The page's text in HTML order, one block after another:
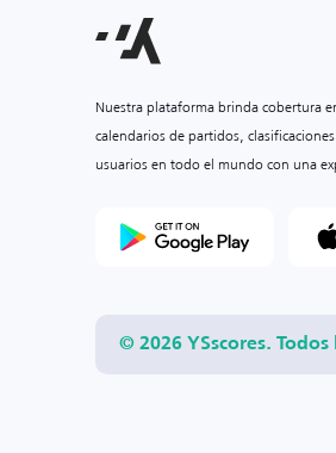
Nuestra plataforma brinda cobertura
calendarios de partidos,
usuarios en todo el mundo con una
© 2026 YSscores.